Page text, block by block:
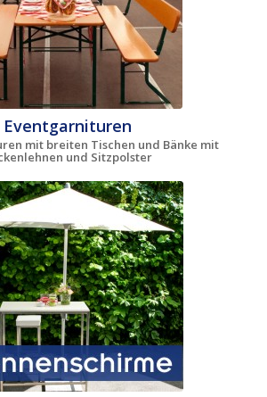
Eventgarnituren
mit breiten Tischen und Bänke mit
und Sitzpolster